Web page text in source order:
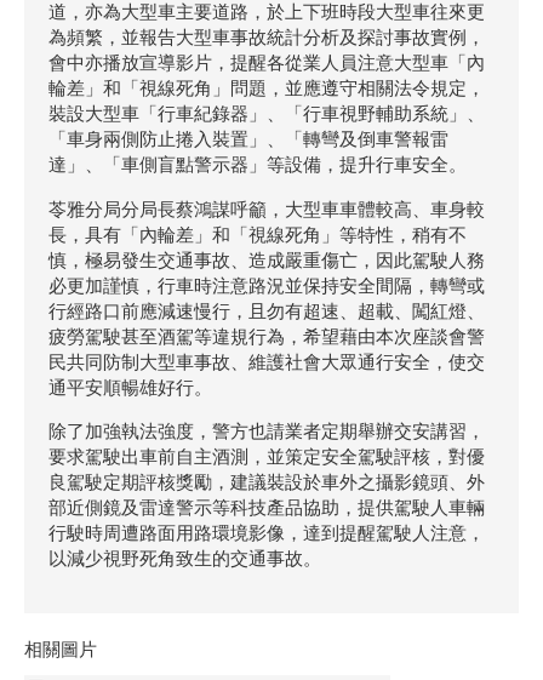
道，亦為大型車主要道路，於上下班時段大型車往來更
為頻繁，並報告大型車事故統計分析及探討事故實例，
會中亦播放宣導影片，提醒各從業人員注意大型車「內
輪差」和「視線死角」問題，並應遵守相關法令規定，
裝設大型車「行車紀錄器」、「行車視野輔助系統」、
「車身兩側防止捲入裝置」、「轉彎及倒車警報雷
達」、「車側盲點警示器」等設備，提升行車安全。
苓雅分局分局長蔡鴻謀呼籲，大型車車體較高、車身較
長，具有「內輪差」和「視線死角」等特性，稍有不
慎，極易發生交通事故、造成嚴重傷亡，因此駕駛人務
必更加謹慎，行車時注意路況並保持安全間隔，轉彎或
行經路口前應減速慢行，且勿有超速、超載、闖紅燈、
疲勞駕駛甚至酒駕等違規行為，希望藉由本次座談會警
民共同防制大型車事故、維護社會大眾通行安全，使交
通平安順暢雄好行。
除了加強執法強度，警方也請業者定期舉辦交安講習，
要求駕駛出車前自主酒測，並策定安全駕駛評核，對優
良駕駛定期評核獎勵，建議裝設於車外之攝影鏡頭、外
部近側鏡及雷達警示等科技產品協助，提供駕駛人車輛
行駛時周遭路面用路環境影像，達到提醒駕駛人注意，
以減少視野死角致生的交通事故。
相關圖片